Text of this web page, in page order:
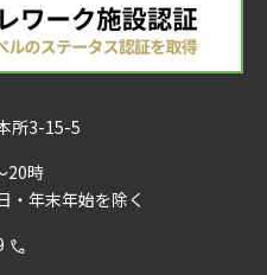
所3-15-5
20時
・年末年始を除く